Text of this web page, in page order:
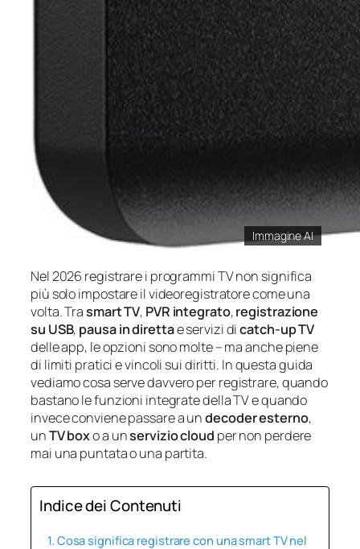
Immagine AI
Nel 2026 registrare i programmi TV non significa
più solo impostare il videoregistratore come una
volta. Trasmart TV, PVR integrato,registrazione
su USB, pausa in direttae servizi dicatch‑up TV
delle app, le opzioni sono molte – ma anche piene
di limiti pratici e vincoli sui diritti. In questa guida
vediamo cosa serve davvero per registrare, quando
bastano le funzioni integrate della TV e quando
invece conviene passare a undecoder esterno,
unTV boxo a unservizio cloud per non perdere
mai una puntata o una partita.
Indice dei Contenuti
Cosa significa registrare con una smart TV nel